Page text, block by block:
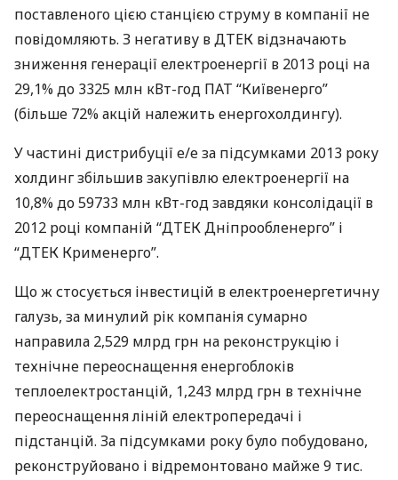
поставленого цією станцією струму в компанії не
повідомляють. З негативу вДТЕК відзначають
зниження генерації електроенергії в 2013 році на
29,1% до 3325 млн кВт-год ПАТ “Київенерго”
(більше 72% акцій належить енергохолдингу).
У частині дистрибуції е/е за підсумками 2013 року
холдинг збільшив закупівлю електроенергії на
10,8% до 59733 млн кВт-год завдяки консолідації в
2012 році компаній “ДТЕКДніпрообленерго” і
“ДТЕК Крименерго”.
Що ж стосується інвестицій в електроенергетичну
галузь, за минулий рік компанія сумарно
направила 2,529 млрд грн на реконструкцію і
технічне переоснащення енергоблоків
теплоелектростанцій, 1,243 млрд грн в технічне
переоснащення ліній електропередачі і
підстанцій. За підсумками року було побудовано,
реконструйовано і відремонтовано майже 9 тис.